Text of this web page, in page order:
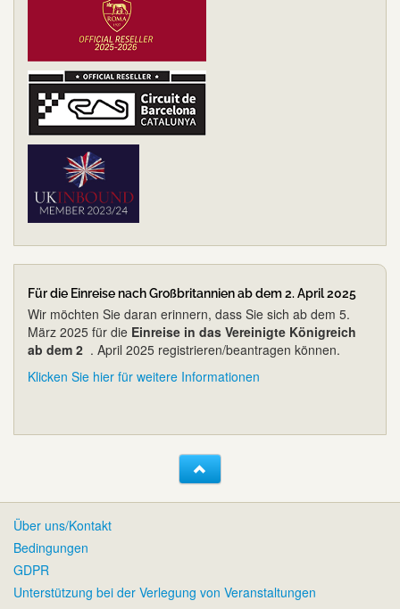
Für die Einreise nach Großbritannien ab dem 2. April 2025
Wir möchten Sie daran erinnern, dass Sie sich ab dem 5.
März 2025 für die Einreise in das Vereinigte Königreich
ab dem 2 . April 2025 registrieren/beantragen können.
Klicken Sie hier für weitere Informationen
Über uns/Kontakt
Bedingungen
GDPR
Unterstützung bei der Verlegung von Veranstaltungen